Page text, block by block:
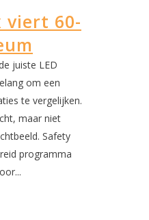
viert 60-
juiste LED
om een
te vergelijken.
maar niet
Safety
programma